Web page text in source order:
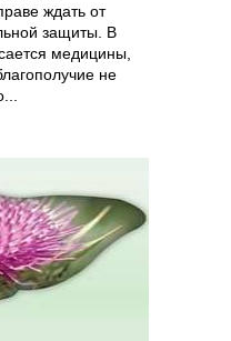
ждать от
защиты. В
медицины,
не